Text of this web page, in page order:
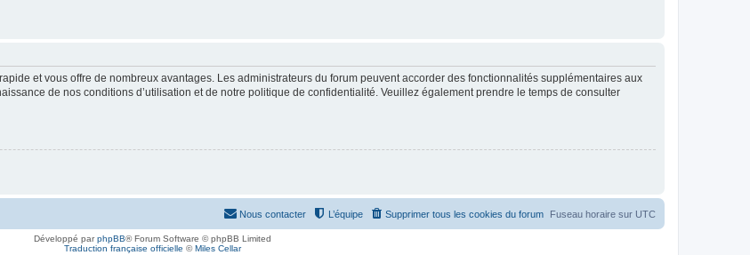
et vous offre de nombreux avantages. Les administrateurs du forum peuvent accorder des fonctionnalités supplémentaires aux
de nos conditions d’utilisation et de notre politique de confidentialité. Veuillez également prendre le temps de consulter
Fuseau horaire sur UTC
Supprimer tous les cookies du forum
L’équipe
Nous contacter
Développé parphpBB® Forum Software © phpBB Limited
Traduction française officielle ©Miles Cellar